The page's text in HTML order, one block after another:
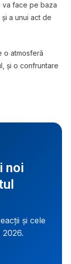
va face pe baza
a unui act de
o atmosferă
și o confruntare
noi
și cele